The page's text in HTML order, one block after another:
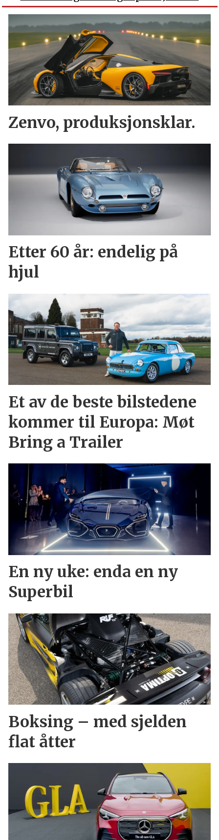
Zenvo, produksjonsklar.
Etter 60 år: endelig på
hjul
Et av de beste bilstedene
kommer til Europa: Møt
Bring a Trailer
En ny uke: enda en ny
Superbil
Boksing – med sjelden
flat åtter